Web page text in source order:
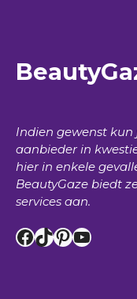
Indien gewenst kun
aanbieder in
hier in enkele
BeautyGaze biedt
services aan.
Facebook
TikTok
Pinterest